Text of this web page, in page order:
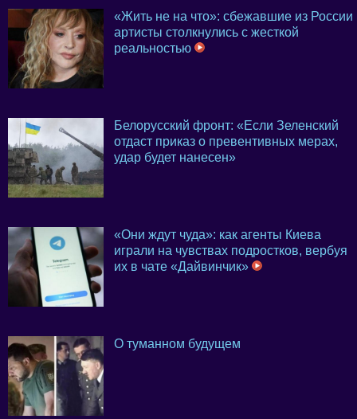
«Жить не на что»: сбежавшие из России
артисты столкнулись с жесткой
реальностью
Белорусский фронт: «Если Зеленский
отдаст приказ о превентивных мерах,
удар будет нанесен»
«Они ждут чуда»: как агенты Киева
играли на чувствах подростков, вербуя
их в чате «Дайвинчик»
О туманном будущем